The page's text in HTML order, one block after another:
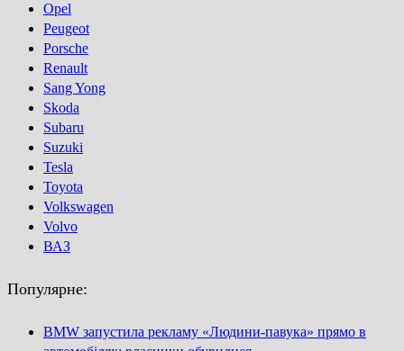
Opel
Peugeot
Porsсhe
Renault
Sang Yong
Skoda
Subaru
Suzuki
Tesla
Toyota
Volkswagen
Volvo
ВАЗ
Популярне:
BMW запустила рекламу «Людини-павука» прямо в